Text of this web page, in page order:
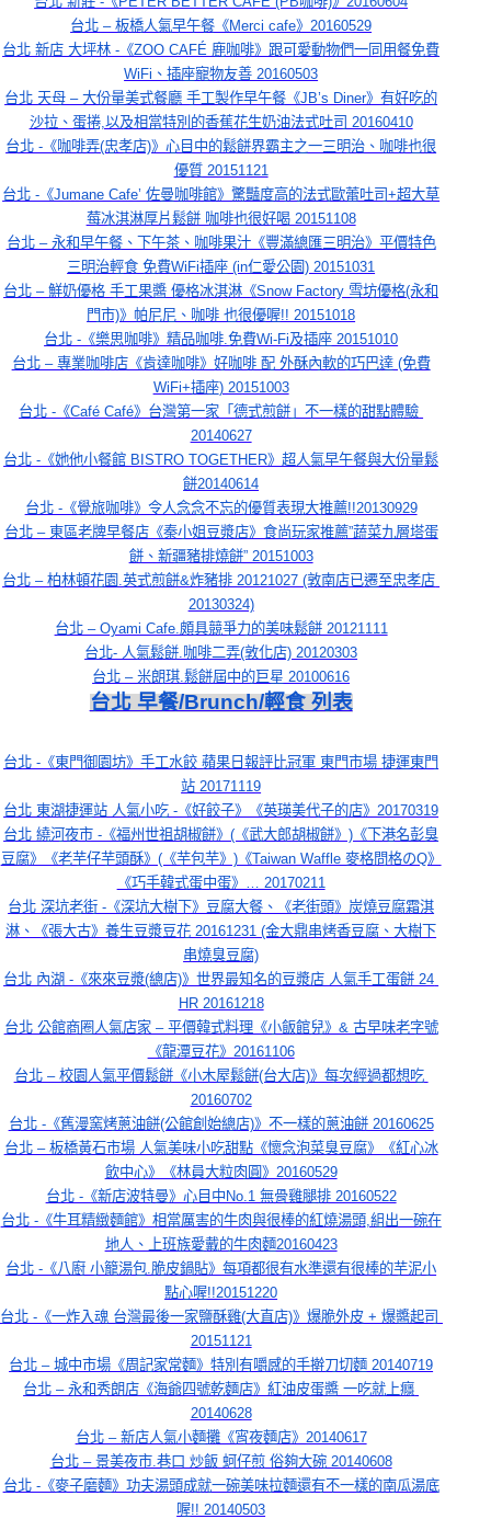
台北 – 板橋人氣早午餐《Merci cafe》20160529
台北 新店 大坪林 -《ZOO CAFÉ 鹿咖啡》跟可愛動物們一同用餐免費
WiFi、插座寵物友善 20160503
台北 天母 – 大份量美式餐廳 手工製作早午餐《JB’s Diner》有好吃的
沙拉、蛋捲,以及相當特別的香蕉花生奶油法式吐司 20160410
台北 -《咖啡弄(忠孝店)》心目中的鬆餅界霸主之一三明治、咖啡也很
優質 20151121
台北 -《Jumane Cafe’ 佐曼咖啡館》驚豔度高的法式歐蕾吐司+超大草
莓冰淇淋厚片鬆餅 咖啡也很好喝 20151108
台北 – 永和早午餐、下午茶、咖啡果汁《豐滿總匯三明治》平價特色
三明治輕食 免費WiFi插座 (in仁愛公園) 20151031
台北 – 鮮奶優格 手工果醬 優格冰淇淋《Snow Factory 雪坊優格(永和
門市)》帕尼尼、咖啡 也很優喔!! 20151018
台北 -《樂思咖啡》精品咖啡.免費Wi-Fi及插座 20151010
台北 – 專業咖啡店《肯達咖啡》好咖啡 配 外酥內軟的巧巴達 (免費
WiFi+插座) 20151003
台北 -《Café Café》台灣第一家「德式煎餅」不一樣的甜點體驗
20140627
台北 -《她他小餐館 BISTRO TOGETHER》超人氣早午餐與大份量鬆
餅20140614
台北 -《覺旅咖啡》令人念念不忘的優質表現大推薦!!20130929
台北 – 東區老牌早餐店《秦小姐豆漿店》食尚玩家推薦”蔬菜九層塔蛋
餅、新疆豬排燒餅” 20151003
台北 – 柏林頓花園.英式煎餅&炸豬排 20121027 (敦南店已遷至忠孝店
20130324)
台北 – Oyami Cafe.頗具競爭力的美味鬆餅 20121111
台北- 人氣鬆餅.咖啡二弄(敦化店) 20120303
台北 – 米朗琪.鬆餅屆中的巨星 20100616
台北 早餐/Brunch/輕食 列表
台北 -《東門御園坊》手工水餃 蘋果日報評比冠軍 東門市場 捷運東門
站 20171119
台北 東湖捷運站 人氣小吃 -《好餃子》《英瑛美代子的店》20170319
台北 繞河夜市 -《福州世祖胡椒餅》(《武大郎胡椒餅》)《下港名彭臭
豆腐》《老芋仔芋頭酥》(《芋包芋》)《Taiwan Waffle 麥格問格のQ》
《巧手韓式蛋中蛋》… 20170211
台北 深坑老街 -《深坑大樹下》豆腐大餐、《老街頭》炭燒豆腐霜淇
淋、《張大古》養生豆漿豆花 20161231 (金大鼎串烤香豆腐、大樹下
串燒臭豆腐)
台北 內湖 -《來來豆漿(總店)》世界最知名的豆漿店 人氣手工蛋餅 24
HR 20161218
台北 公館商圈人氣店家 – 平價韓式料理《小飯館兒》& 古早味老字號
《龍潭豆花》20161106
台北 – 校園人氣平價鬆餅《小木屋鬆餅(台大店)》每次經過都想吃
20160702
台北 -《舊漫窯烤蔥油餅(公館創始總店)》不一樣的蔥油餅 20160625
台北 – 板橋黃石市場 人氣美味小吃甜點《懷念泡菜臭豆腐》《紅心冰
飲中心》《林員大粒肉圓》20160529
台北 -《新店波特曼》心目中No.1 無骨雞腿排 20160522
台北 -《牛耳精緻麵館》相當厲害的牛肉與很棒的紅燒湯頭,組出一碗在
地人、上班族愛戴的牛肉麵20160423
台北 -《八廚 小籠湯包.脆皮鍋貼》每項都很有水準還有很棒的芋泥小
點心喔!!20151220
台北 -《一炸入魂 台灣最後一家鹽酥雞(大直店)》爆脆外皮 + 爆醬起司
20151121
台北 – 城中市場《周記家常麵》特別有嚼感的手擀刀切麵 20140719
台北 – 永和秀朗店《海爺四號乾麵店》紅油皮蛋醬 一吃就上癮
20140628
台北 – 新店人氣小麵攤《宵夜麵店》20140617
台北 – 景美夜市.巷口 炒飯 蚵仔煎 俗夠大碗 20140608
台北 -《麥子磨麵》功夫湯頭成就一碗美味拉麵還有不一樣的南瓜湯底
喔!! 20140503